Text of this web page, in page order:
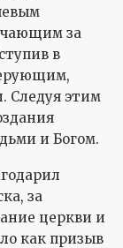
за
в
Следуя этим
и Богом.
за
церкви и
как призыв